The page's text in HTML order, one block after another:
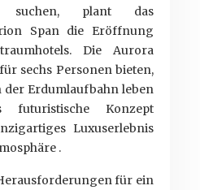
suchen, plant das
Span die Eröffnung
Die Aurora
sechs Personen bieten,
der Erdumlaufbahn leben
futuristische Konzept
Luxuserlebnis
.
für ein